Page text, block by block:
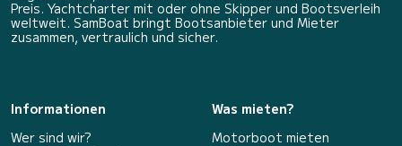
Preis. Yachtcharter mit oder ohne Skipper und Bootsverleih
weltweit. SamBoat bringt Bootsanbieter und Mieter
zusammen, vertraulich und sicher.
Informationen
Wer sind wir?
Was mieten?
Motorboot mieten